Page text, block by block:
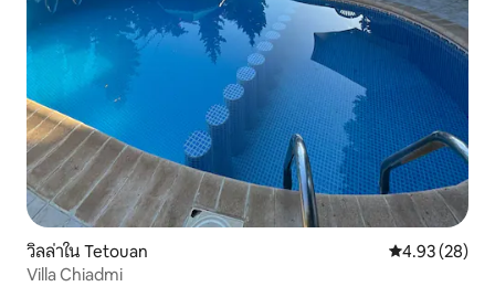
วิลล่าใน Tetouan คะแนนเฉลี่ย
4.93 (28)
Villa Chiadmi